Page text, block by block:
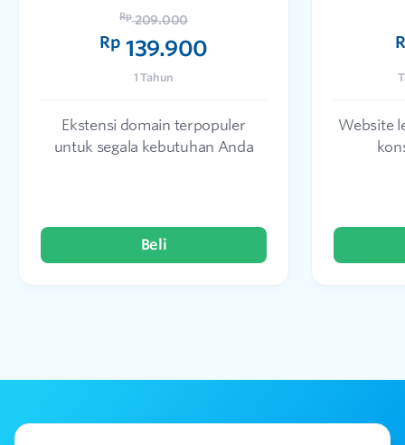
Rp209.000
Rp 139.900
1 Tahun
Ekstensi domain terpopuler
untuk segala kebutuhan Anda
Beli
Website